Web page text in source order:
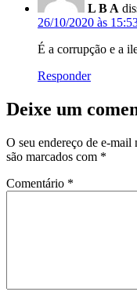
L B A
26/10/2020 às
É a corrupção e a
Responder
Deixe um
O seu endereço de e-mail
são marcados com *
Comentário *